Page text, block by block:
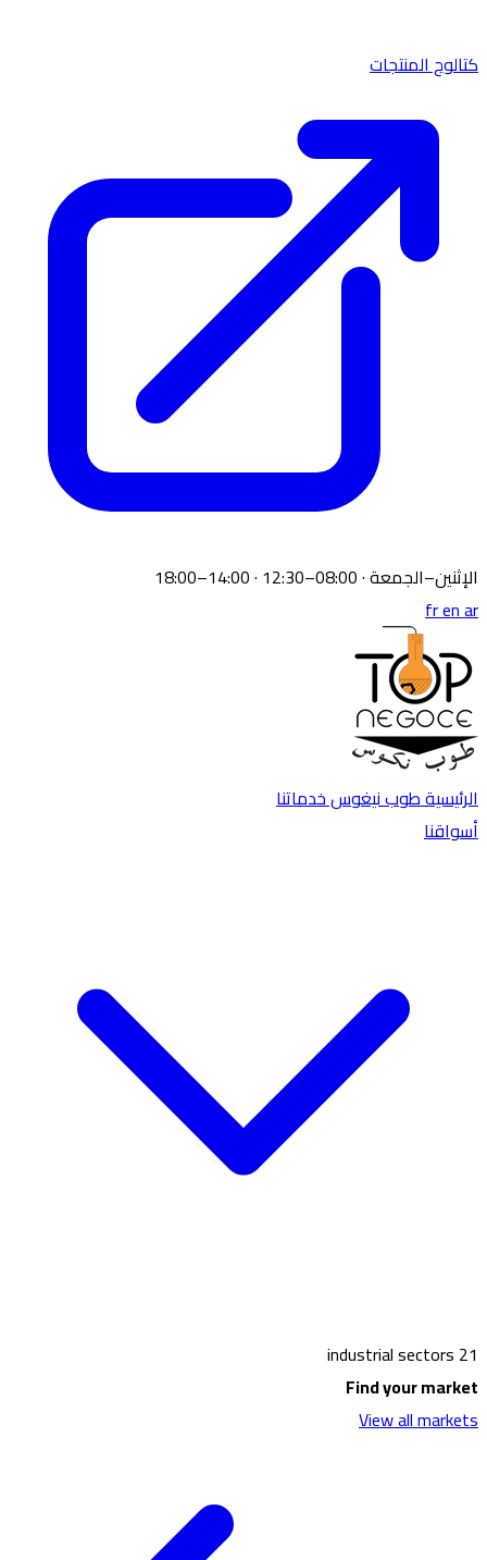
كتالوج المنتجات
الإثنين–الجمعة · 08:00–12:30 · 14:00–18:00
frenar
الرئيسيةطوب نيغوسخدماتنا
أسواقنا
21 industrial sectors
Find your market
View all markets